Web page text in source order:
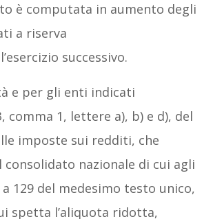
è computata in aumento degli
a riserva
successivo.
e per gli enti indicati
comma 1, lettere a), b) e d), del
imposte sui redditi, che
consolidato nazionale di cui agli
129 del medesimo testo unico,
spetta l’aliquota ridotta,